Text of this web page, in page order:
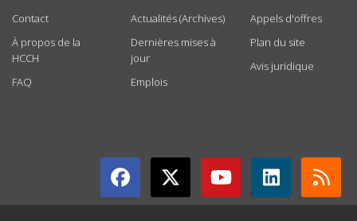
Contact
À propos de la
HCCH
FAQ
Actualités (Archives)
Dernières mises à
jour
Emplois
Appels d'offres
Plan du site
Avis juridique